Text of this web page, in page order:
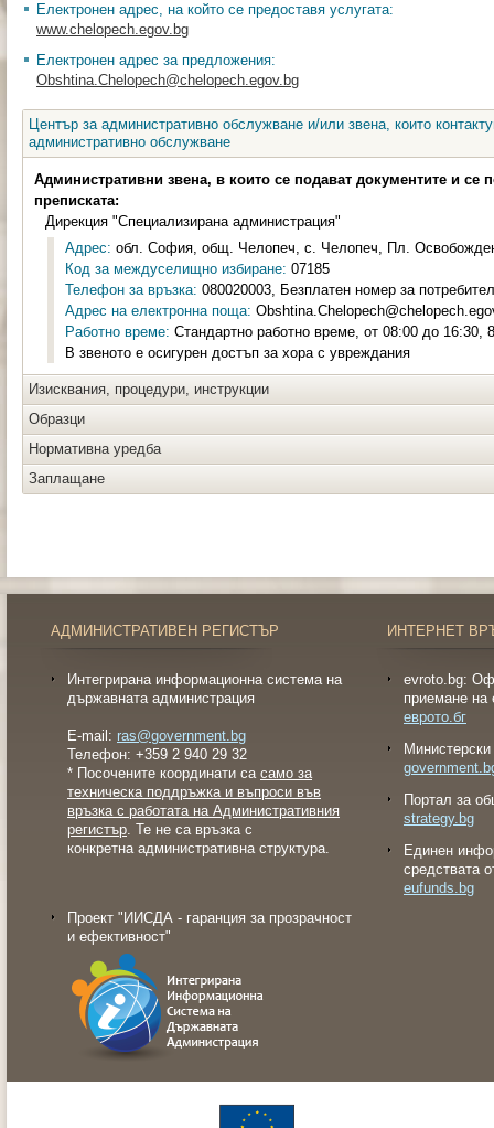
Електронен адрес, на който се предоставя услугата:
www.chelopech.egov.bg
Електронен адрес за предложения:
Obshtina.Chelopech@chelopech.egov.bg
Център за административно обслужване и/или звена, които
административно обслужване
Административни звена, в които се подават документите и се
преписката:
Дирекция "Специализирана администрация"
Адрес: обл. София, общ. Челопеч, с. Челопеч, Пл.
Код за междуселищно избиране: 07185
Телефон за връзка: 080020003, Безплатен номер за
Адрес на електронна поща:
Работно време: Стандартно работно време, от 08:00 до 16:30,
В звеното е осигурен достъп за хора с увреждания
Изисквания, процедури, инструкции
Образци
Нормативна уредба
Заплащане
АДМИНИСТРАТИВЕН РЕГИСТЪР
Интегрирана информационна система на
държавната администрация
E-mail: ras@government.bg
Телефон: +359 2 940 29 32
* Посочените координати са само за
техническа поддръжка и въпроси във
връзка с работата на Административния
регистър. Те не са връзка с
конкретна административна структура.
Проект "ИИСДА - гаранция за прозрачност
и ефективност"
ИНТЕРНЕТ
evroto.bg:
приемане на
еврото.бг
Портал за
strategy.bg
Eдинен
средствата
eufunds.bg